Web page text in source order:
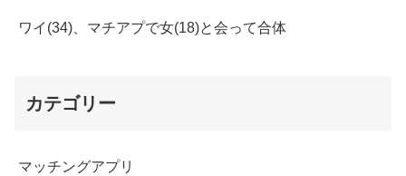
ワイ(34)、マチアプで女(18)と会って合体
カテゴリー
マッチングアプリ